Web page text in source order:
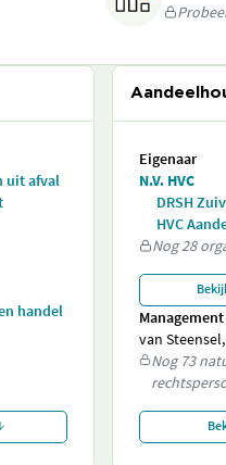
uit afval
handel
Eigenaar
N.V. HVC
DRSH
HVC
Nog 28
Management
van
Nog 73